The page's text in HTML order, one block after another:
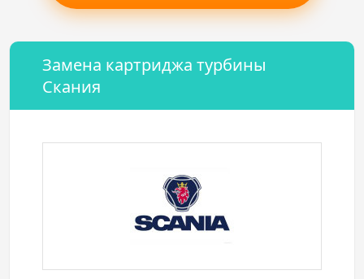
Замена картриджа турбины
Скания